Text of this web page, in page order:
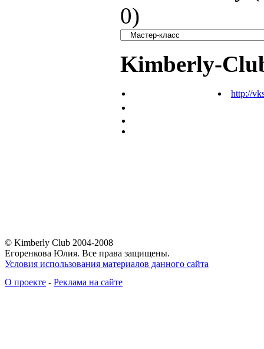
0)
Kimberly-
http://
© Kimberly Club 2004-2008
Егоренкова Юлия. Все права защищены.
Условия использования материалов данного сайта
О проекте - Реклама на сайте